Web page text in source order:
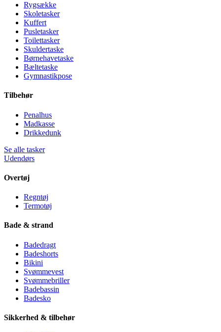
Rygsække
Skoletasker
Kuffert
Pusletasker
Toilettasker
Skuldertaske
Børnehavetaske
Bæltetaske
Gymnastikpose
Tilbehør
Penalhus
Madkasse
Drikkedunk
Se alle tasker
Udendørs
Overtøj
Regntøj
Termotøj
Bade & strand
Badedragt
Badeshorts
Bikini
Svømmevest
Svømmebriller
Badebassin
Badesko
Sikkerhed & tilbehør